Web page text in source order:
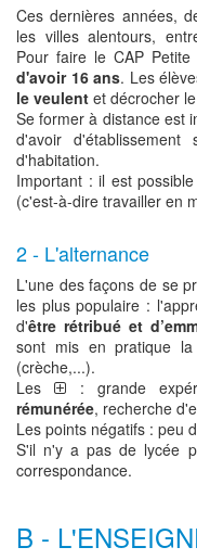
Ces dernières années,
les villes alentours,
Pour faire le CAP Petite
d'avoir 16 ans. Les
le veulent et décrocher
Se former à distance est
d'avoir
d'habitation.
Important : il est
(c'est-à-dire travailler en
2 - L'alternance
L'une des façons de se
les plus populaire :
d'être rétribué et
sont mis en pratique
(crèche,...).
Les
: grande
rémunérée, recherche
Les points négatifs : peu
S'il n'y a pas de lycée
correspondance.
B -